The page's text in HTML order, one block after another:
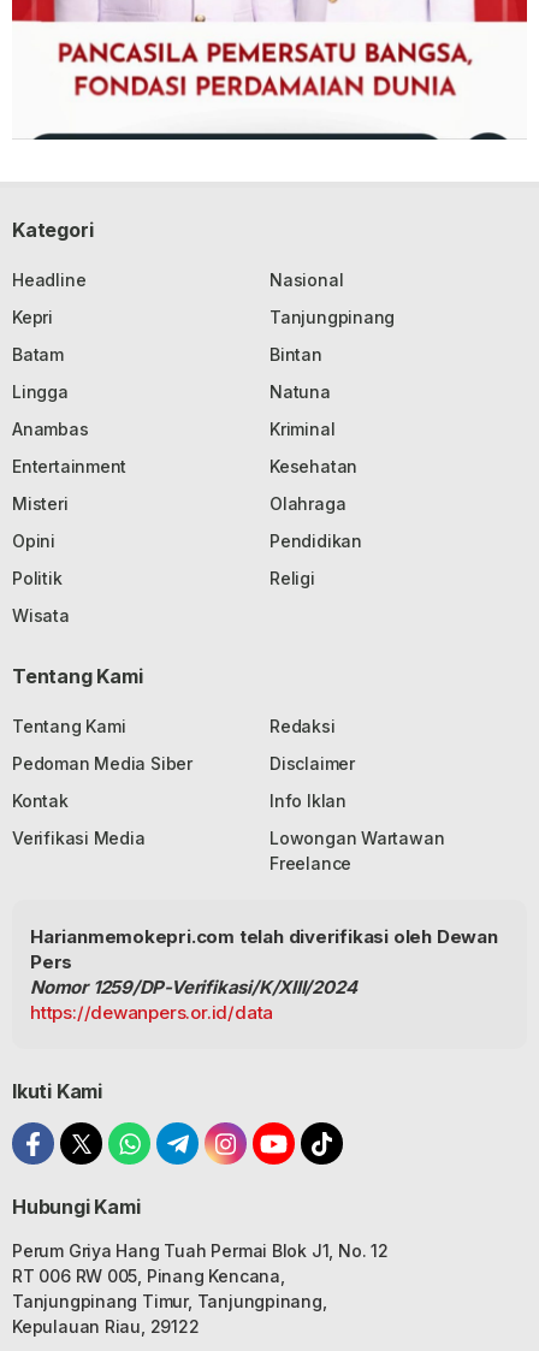
Kategori
Headline
Nasional
Kepri
Tanjungpinang
Batam
Bintan
Lingga
Natuna
Anambas
Kriminal
Entertainment
Kesehatan
Misteri
Olahraga
Opini
Pendidikan
Politik
Religi
Wisata
Tentang Kami
Tentang Kami
Redaksi
Pedoman Media Siber
Disclaimer
Kontak
Info Iklan
Verifikasi Media
Lowongan Wartawan
Freelance
Harianmemokepri.com telah diverifikasi oleh Dewan
Pers
Nomor 1259/DP-Verifikasi/K/XIII/2024
https://dewanpers.or.id/data
Ikuti Kami
Hubungi Kami
Perum Griya Hang Tuah Permai Blok J1, No. 12
RT 006 RW 005, Pinang Kencana,
Tanjungpinang Timur, Tanjungpinang,
Kepulauan Riau, 29122